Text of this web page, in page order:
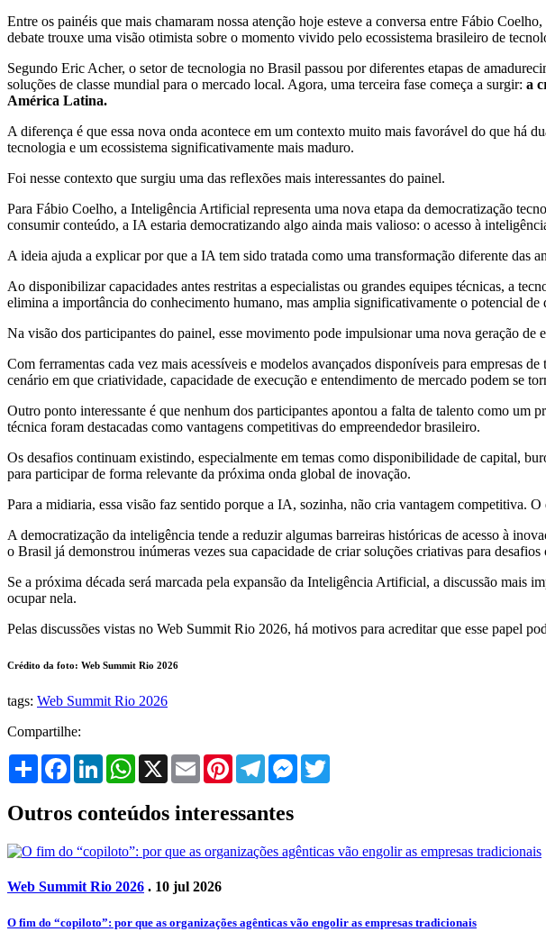
Entre os painéis que mais chamaram nossa atenção hoje esteve a conversa entre Fábio
debate trouxe uma visão otimista sobre o momento vivido pelo ecossistema brasileiro de
Segundo Eric Acher, o setor de tecnologia no Brasil passou por diferentes etapas de
soluções de classe mundial para o mercado local. Agora, uma terceira fase começa a surgir: a
América Latina.
A diferença é que essa nova onda acontece em um contexto muito mais favorável do que há
tecnologia e um ecossistema significativamente mais maduro.
Foi nesse contexto que surgiu uma das reflexões mais interessantes do painel.
Para Fábio Coelho, a Inteligência Artificial representa uma nova etapa da democratização
consumir conteúdo, a IA estaria democratizando algo ainda mais valioso: o acesso à
A ideia ajuda a explicar por que a IA tem sido tratada como uma transformação diferente das
Ao disponibilizar capacidades antes restritas a especialistas ou grandes equipes técnicas, a
elimina a importância do conhecimento humano, mas amplia significativamente o potencial de
Na visão dos participantes do painel, esse movimento pode impulsionar uma nova geração de
Com ferramentas cada vez mais acessíveis e modelos avançados disponíveis para empresas
cenário em que criatividade, capacidade de execução e entendimento de mercado podem se
Outro ponto interessante é que nenhum dos participantes apontou a falta de talento como
técnica foram destacadas como vantagens competitivas do empreendedor brasileiro.
Os desafios continuam existindo, especialmente em temas como disponibilidade de capital,
para participar de forma relevante da próxima onda global de inovação.
Para a midiaria, essa visão faz sentido porque a IA, sozinha, não cria vantagem competitiva.
A democratização da inteligência tende a reduzir algumas barreiras históricas de acesso à
o Brasil já demonstrou inúmeras vezes sua capacidade de criar soluções criativas para desafios
Se a próxima década será marcada pela expansão da Inteligência Artificial, a discussão mais
ocupar nela.
Pelas discussões vistas no Web Summit Rio 2026, há motivos para acreditar que esse papel
Crédito da foto: Web Summit Rio 2026
tags: Web Summit Rio 2026
Compartilhe:
Share FacebookLinkedInWhatsApp
X Email PinterestTelegramMessenger
Outros conteúdos interessantes
Web Summit Rio 2026 . 10 jul 2026
O fim do “copiloto”: por que as organizações agênticas vão engolir as empresas tradicionais